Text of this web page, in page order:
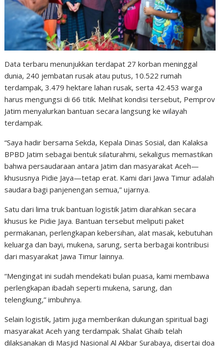
Data terbaru menunjukkan terdapat 27 korban meninggal
dunia, 240 jembatan rusak atau putus, 10.522 rumah
terdampak, 3.479 hektare lahan rusak, serta 42.453 warga
harus mengungsi di 66 titik. Melihat kondisi tersebut, Pemprov
Jatim menyalurkan bantuan secara langsung ke wilayah
terdampak.
“Saya hadir bersama Sekda, Kepala Dinas Sosial, dan Kalaksa
BPBD Jatim sebagai bentuk silaturahmi, sekaligus memastikan
bahwa persaudaraan antara Jatim dan masyarakat Aceh—
khususnya Pidie Jaya—tetap erat. Kami dari Jawa Timur adalah
saudara bagi panjenengan semua,” ujarnya.
Satu dari lima truk bantuan logistik Jatim diarahkan secara
khusus ke Pidie Jaya. Bantuan tersebut meliputi paket
permakanan, perlengkapan kebersihan, alat masak, kebutuhan
keluarga dan bayi, mukena, sarung, serta berbagai kontribusi
dari masyarakat Jawa Timur lainnya.
“Mengingat ini sudah mendekati bulan puasa, kami membawa
perlengkapan ibadah seperti mukena, sarung, dan
telengkung,” imbuhnya.
Selain logistik, Jatim juga memberikan dukungan spiritual bagi
masyarakat Aceh yang terdampak. Shalat Ghaib telah
dilaksanakan di Masjid Nasional Al Akbar Surabaya, disertai doa